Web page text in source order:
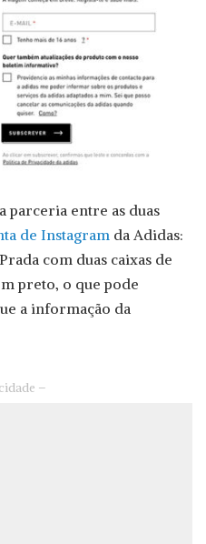
parceria entre as duas
de Instagram da Adidas:
com duas caixas de
preto, o que pode
a informação da
–